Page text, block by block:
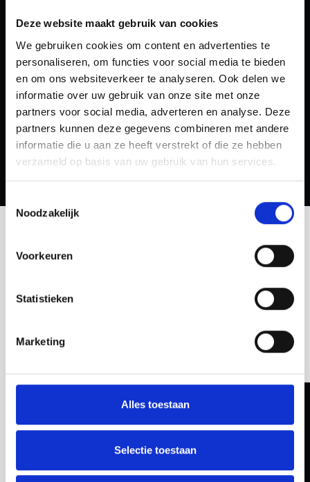
Deze website maakt gebruik van cookies
We gebruiken cookies om content en advertenties te
personaliseren, om functies voor social media te bieden
en om ons websiteverkeer te analyseren. Ook delen we
informatie over uw gebruik van onze site met onze
partners voor social media, adverteren en analyse. Deze
partners kunnen deze gegevens combineren met andere
informatie die u aan ze heeft verstrekt of die ze hebben
verzameld op basis van uw gebruik van hun services.
Noodzakelijk
Voorkeuren
Statistieken
Marketing
Alles toestaan
Selectie toestaan
Website redesign voor meer leden en een
sterkere clubbeleving
Crossfit Kralingen
Tarieven & pakketten
Je website moet zich terugverdienen. Niet alleen mooi
Daarom bouw ik gericht op resultaat, met duidelijke
structuur en zonder onnodige complexiteit. Bekijk de
pakketten en kies wat bij je past.
€ 1.495*
Snel online, sterk voor je bezoekers.
Eén duidelijke pagina met alle essentiële